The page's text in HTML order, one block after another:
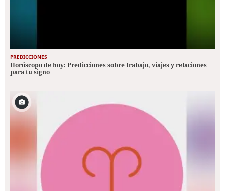
PREDICCIONES
Horóscopo de hoy: Predicciones sobre trabajo, viajes y relaciones
para tu signo